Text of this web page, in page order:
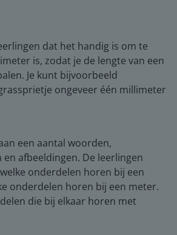
dat het handig is om te
is, zodat je de lengte van een
Je kunt bijvoorbeeld
ongeveer één millimeter
een aantal woorden,
afbeeldingen. De leerlingen
onderdelen horen bij een
onderdelen horen bij een meter.
die bij elkaar horen met